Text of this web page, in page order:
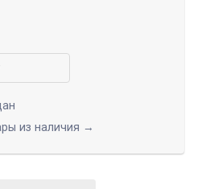
из наличия →